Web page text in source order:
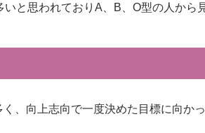
と思われておりA、B、O型の人か
、向上志向で一度決めた目標に向か